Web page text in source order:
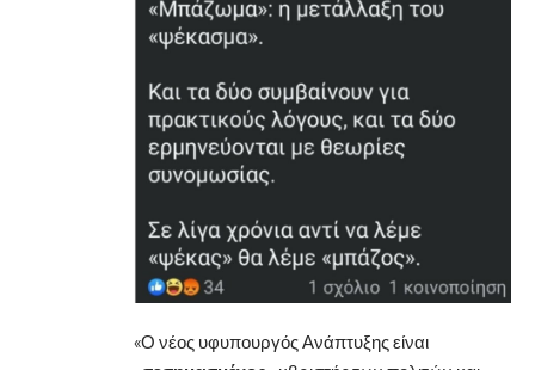
«Ο νέος υφυπουργός Ανάπτυξης είναι